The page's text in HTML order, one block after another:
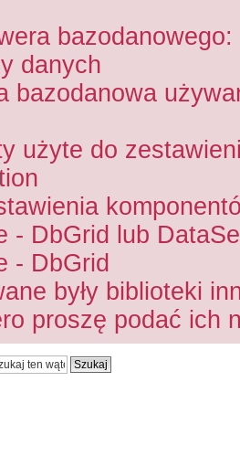
danych
bazodanowa
użyte do
- DbGrid lub
- DbGrid
były biblioteki
proszę podać ich